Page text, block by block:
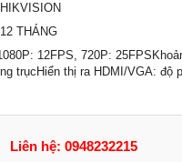
HIKVISION
12 THÁNG
12FPS, 720P:
trụcHiển thị ra HDMI/VGA: độ
Liên hệ: 0948232215